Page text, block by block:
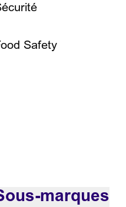
Safety
marques